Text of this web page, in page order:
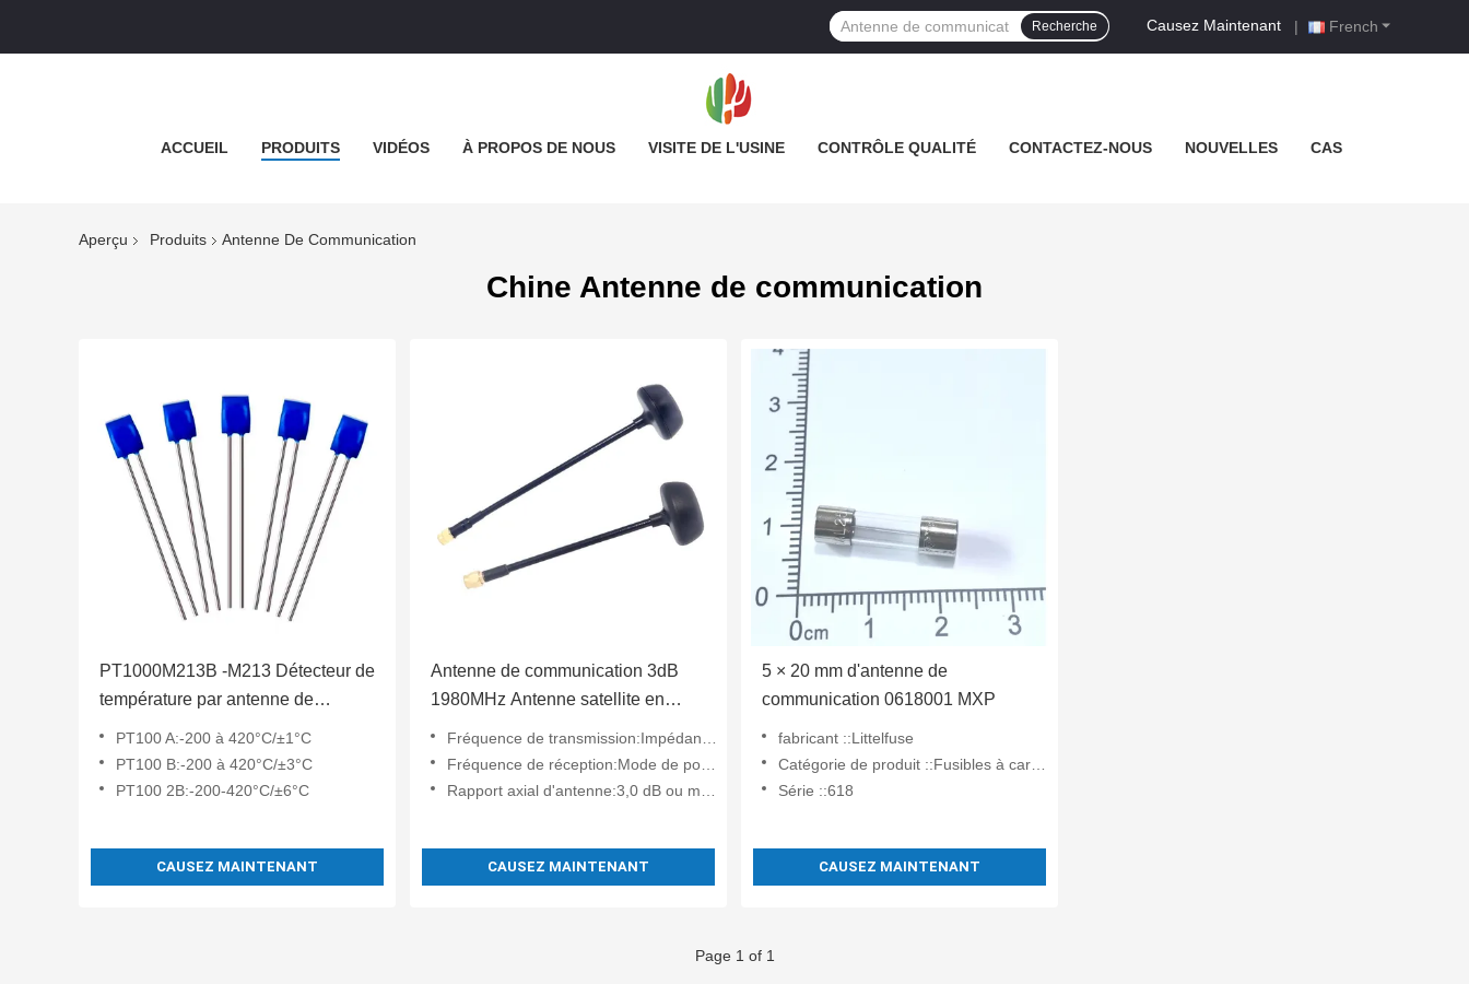
French
Causez Maintenant |
Recherche
ACCUEIL PRODUITS VIDÉOS À PROPOS DE NOUS VISITE DE L'USINE CONTRÔLE QUALITÉ CONTACTEZ-NOUS NOUVELLES CAS
Aperçu Produits Antenne De Communication
Chine Antenne de communication
PT1000M213B -M213 Détecteur de
température par antenne de
platine PT1000B
PT100 A:-200 à 420°C/±1°C
PT100 B:-200 à 420°C/±3°C
PT100 2B:-200-420°C/±6°C
CAUSEZ MAINTENANT
Antenne de communication 3dB
1980MHz Antenne satellite en
Fréquence de transmission:Impédance : 1980 MHz - 2010 MHz
Fréquence de réception:Mode de polarisation: 2170 MHz à 2 200 MHz
Rapport axial d'antenne:3,0 dB ou moins
CAUSEZ MAINTENANT
5 × 20 mm d'antenne de
communication 0618001 MXP
fabricant ::Littelfuse
Catégorie de produit ::Fusibles à cartouche
Série ::618
CAUSEZ MAINTENANT
Page 1 of 1